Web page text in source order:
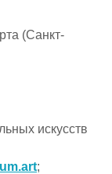
(Санкт-
искусств
;